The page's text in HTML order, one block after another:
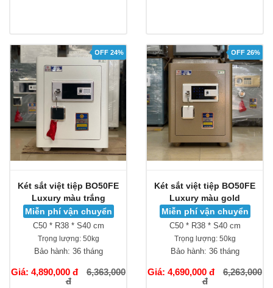
OFF 24%
Két sắt việt tiệp BO50FE
Luxury màu trắng
Miễn phí vận chuyển
C50 * R38 * S40 cm
Trọng lượng:50kg
Bảo hành: 36 tháng
Giá: 4,890,000 đ
6,363,000
đ
OFF 26%
Két sắt việt tiệp BO50FE
Luxury màu gold
Miễn phí vận chuyển
C50 * R38 * S40 cm
Trọng lượng:50kg
Bảo hành: 36 tháng
Giá: 4,690,000 đ
6,263,000
đ